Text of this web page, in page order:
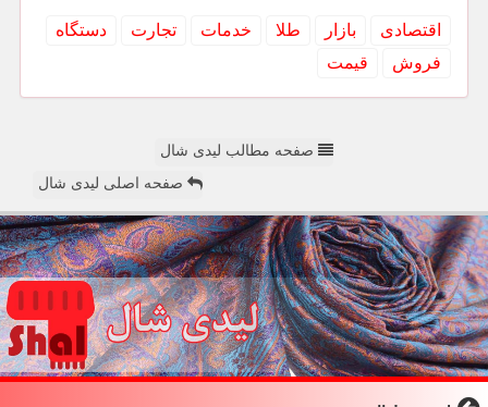
اقتصادی بازار طلا خدمات تجارت
دستگاه
فروش
قیمت
صفحه مطالب لیدی شال
صفحه اصلی لیدی شال